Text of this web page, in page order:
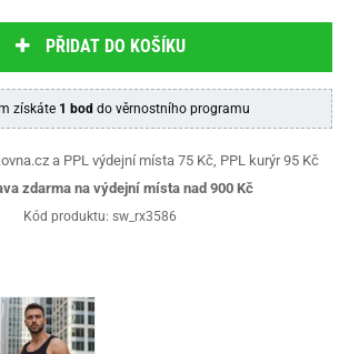
PŘIDAT DO KOŠÍKU
získáte 1 bod do věrnostního programu
a PPL výdejní místa 75 Kč, PPL kurýr 95 Kč
zdarma na výdejní místa nad 900 Kč
Kód produktu: sw_rx3586